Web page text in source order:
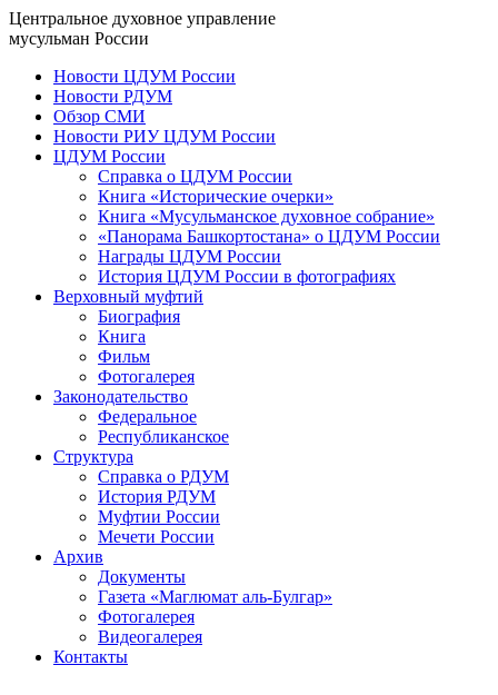
Центральное духовное управление
мусульман России
Новости ЦДУМ России
Новости РДУМ
Обзор СМИ
Новости РИУ ЦДУМ России
ЦДУМ России
Справка о ЦДУМ России
Книга «Исторические очерки»
Книга «Мусульманское духовное собрание»
«Панорама Башкортостана» о ЦДУМ России
Награды ЦДУМ России
История ЦДУМ России в фотографиях
Верховный муфтий
Биография
Книга
Фильм
Фотогалерея
Законодательство
Федеральное
Республиканское
Структура
Справка о РДУМ
История РДУМ
Муфтии России
Мечети России
Архив
Документы
Газета «Маглюмат аль-Булгар»
Фотогалерея
Видеогалерея
Контакты